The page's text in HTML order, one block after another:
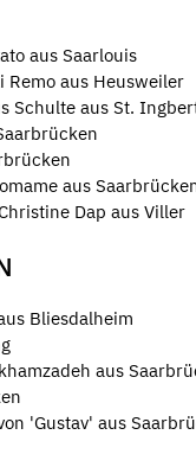
aus Saarlouis
aus Heusweiler
Schulte aus St.
aus
Dap aus Viller
Bliesdalheim
aus
'Gustav' aus